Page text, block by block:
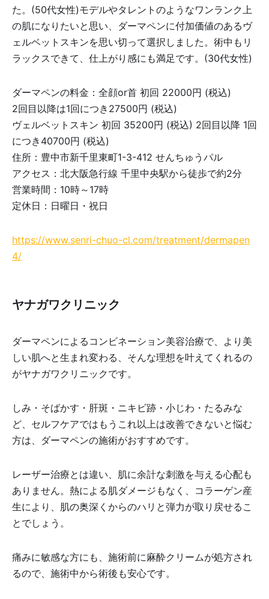
た。(50代女性)モデルやタレントのようなワンランク上
の肌になりたいと思い、ダーマペンに付加価値のあるヴ
ェルベットスキンを思い切って選択しました。術中もリ
ラックスできて、仕上がり感にも満足です。(30代女性)
ダーマペンの料金：全顔or首 初回 22000円 (税込)
2回目以降は1回につき27500円 (税込)
ヴェルベットスキン 初回 35200円 (税込) 2回目以降 1回
につき40700円 (税込)
住所：豊中市新千里東町1-3-412 せんちゅうパル
アクセス：北大阪急行線 千里中央駅から徒歩で約2分
営業時間：10時～17時
定休日：日曜日・祝日
https://www.senri-chuo-cl.com/treatment/dermapen
4/
ヤナガワクリニック
ダーマペンによるコンビネーション美容治療で、より美
しい肌へと生まれ変わる、そんな理想を叶えてくれるの
がヤナガワクリニックです。
しみ・そばかす・肝斑・ニキビ跡・小じわ・たるみな
ど、セルフケアではもうこれ以上は改善できないと悩む
方は、ダーマペンの施術がおすすめです。
レーザー治療とは違い、肌に余計な刺激を与える心配も
ありません。熱による肌ダメージもなく、コラーゲン産
生により、肌の奥深くからのハリと弾力が取り戻せるこ
とでしょう。
痛みに敏感な方にも、施術前に麻酔クリームが処方され
るので、施術中から術後も安心です。